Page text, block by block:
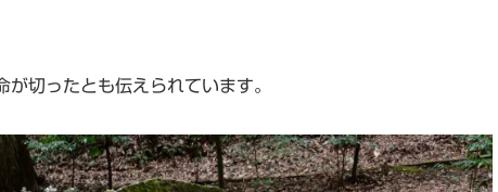
が切ったとも伝えられています。